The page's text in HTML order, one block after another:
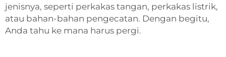
jenisnya, seperti perkakas tangan, perkakas listrik,
atau bahan-bahan pengecatan. Dengan begitu,
Anda tahu ke mana harus pergi.